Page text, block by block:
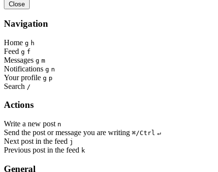
Close
Navigation
Home g h
Feed g f
Messages g m
Notifications g n
Your profile g p
Search /
Actions
Write a new post n
Send the post or message you are writing ⌘/Ctrl ↵
Next post in the feed j
Previous post in the feed k
General